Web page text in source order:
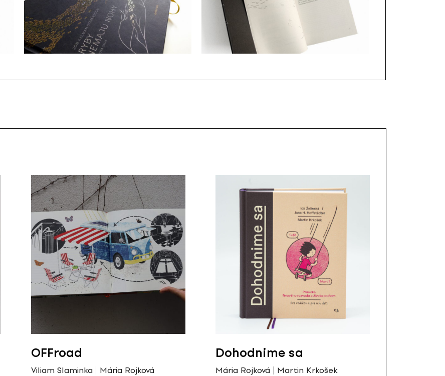
OFFroad
Viliam Slaminka Mária Rojková
Dohodnime sa
Mária Rojková Martin Krkošek